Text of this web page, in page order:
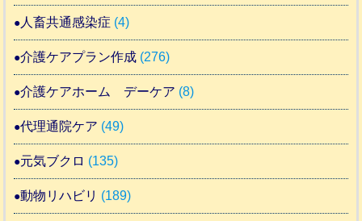
人畜共通感染症 (4)
介護ケアプラン作成 (276)
介護ケアホーム デーケア (8)
代理通院ケア (49)
元気ブクロ (135)
動物リハビリ (189)